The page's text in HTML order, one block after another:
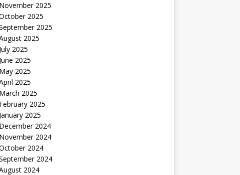
November 2025
2025
2025
2025
July 2025
June 2025
May 2025
2025
March 2025
February 2025
January 2025
December 2024
November 2024
2024
2024
2024